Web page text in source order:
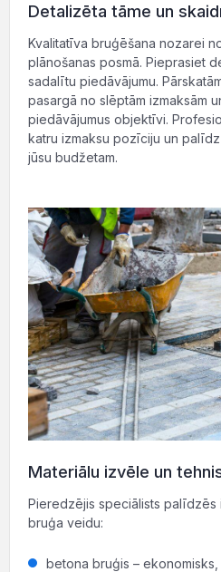
Detalizēta tāme un
Kvalitatīva bruģēšana nozarei
plānošanas posmā. Pieprasiet
sadalītu piedāvājumu.
pasargā no slēptām izmaksām
piedāvājumus objektīvi.
katru izmaksu pozīciju un
jūsu budžetam.
Materiālu izvēle un
Pieredzējis speciālists
bruģa veidu:
betona bruģis –